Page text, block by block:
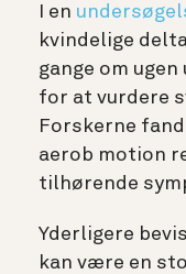
I en
kvindelige
gange om
for at vurdere
Forskerne
aerob motion
tilhørende
Yderligere
kan være en